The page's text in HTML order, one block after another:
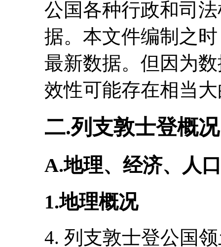
公国各种行政和司
据。本文件编制之
最新数据。但因为
效性可能存在相当
二.列支敦士登概况
A.地理、经济、人
1.地理概况
4. 列支敦士登公国